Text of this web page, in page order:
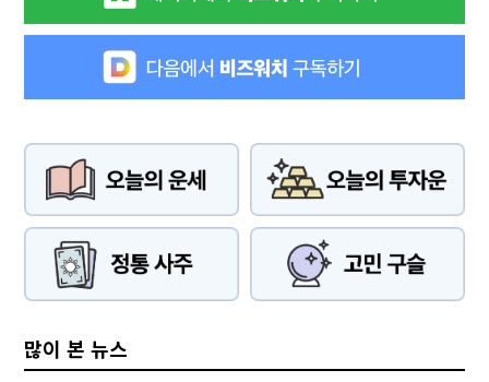
많이 본 뉴스